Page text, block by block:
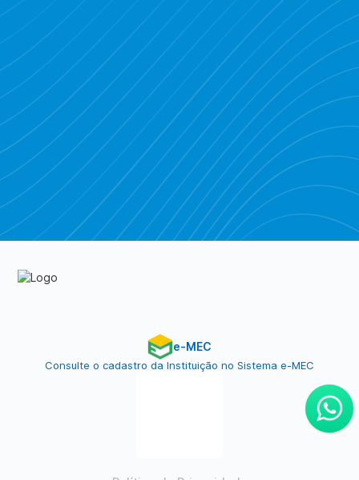
Para saber mais sobre qualquer uma das opções, é só
entrar em contato com a gente!
Piratebay
e-MEC
Consulte o cadastro da Instituição no Sistema e-MEC